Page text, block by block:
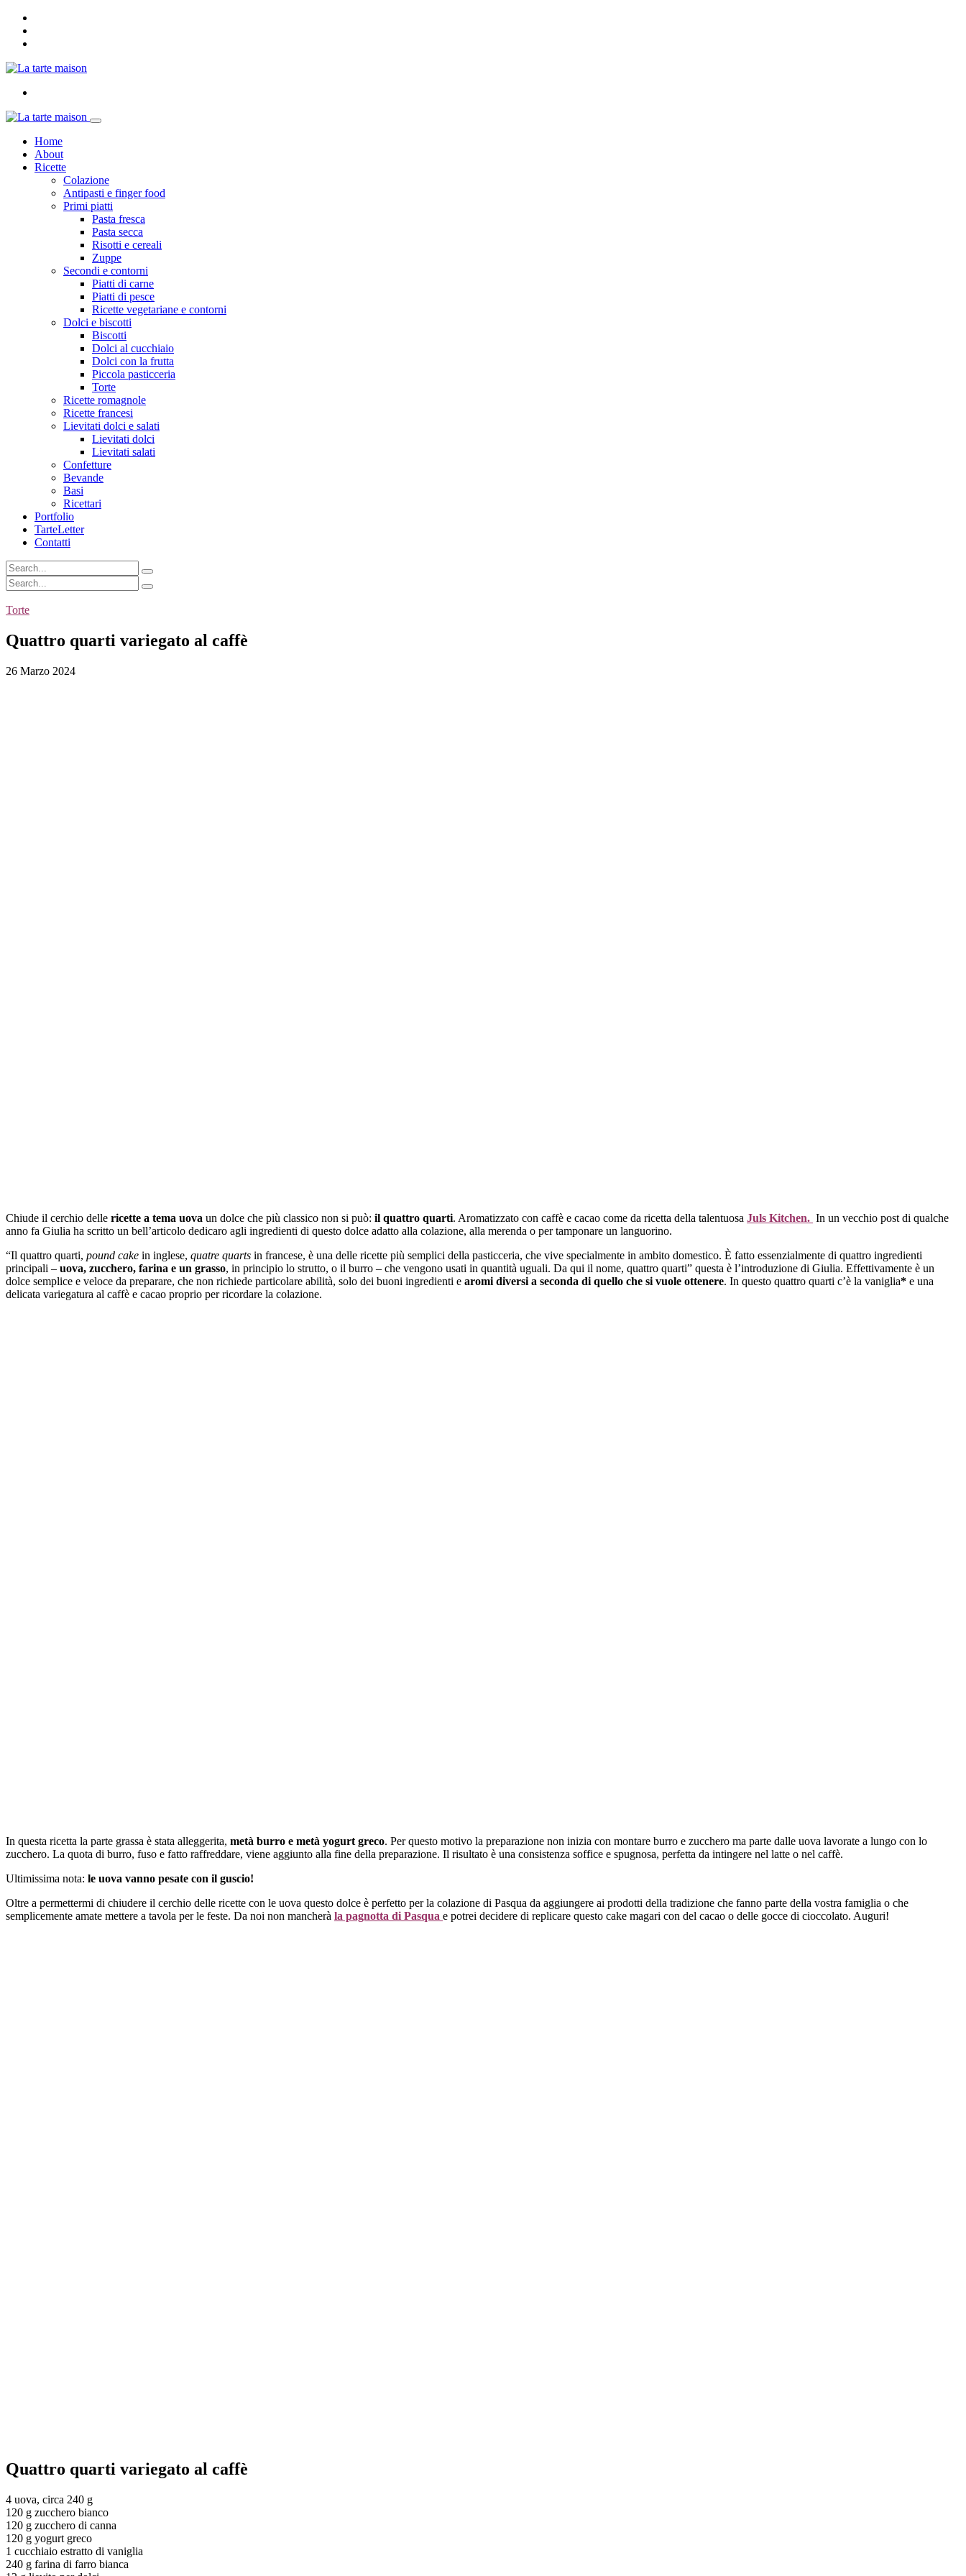
Home
About
Ricette
Colazione
Antipasti e finger food
Primi piatti
Pasta fresca
Pasta secca
Risotti e cereali
Zuppe
Secondi e contorni
Piatti di carne
Piatti di pesce
Ricette vegetariane e contorni
Dolci e biscotti
Biscotti
Dolci al cucchiaio
Dolci con la frutta
Piccola pasticceria
Torte
Ricette romagnole
Ricette francesi
Lievitati dolci e salati
Lievitati dolci
Lievitati salati
Confetture
Bevande
Basi
Ricettari
Portfolio
TarteLetter
Contatti
Torte
Quattro quarti variegato al caffè
26 Marzo 2024
Chiude il cerchio delle ricette a tema uova un dolce che più classico non si può: il quattro quarti. Aromatizzato con caffè e cacao come da ricetta della talentuosa Juls Kitchen. In un vecchio post di qualche
anno fa Giulia ha scritto un bell’articolo dedicaro agli ingredienti di questo dolce adatto alla colazione, alla merenda o per tamponare un languorino.
“Il quattro quarti, pound cake in inglese, quatre quarts in francese, è una delle ricette più semplici della pasticceria, che vive specialmente in ambito domestico. È fatto essenzialmente di quattro ingredienti
principali – uova, zucchero, farina e un grasso, in principio lo strutto, o il burro – che vengono usati in quantità uguali. Da qui il nome, quattro quarti” questa è l’introduzione di Giulia. Effettivamente è un
dolce semplice e veloce da preparare, che non richiede particolare abilità, solo dei buoni ingredienti e aromi diversi a seconda di quello che si vuole ottenere. In questo quattro quarti c’è la vaniglia* e una
delicata variegatura al caffè e cacao proprio per ricordare la colazione.
In questa ricetta la parte grassa è stata alleggerita, metà burro e metà yogurt greco. Per questo motivo la preparazione non inizia con montare burro e zucchero ma parte dalle uova lavorate a lungo con lo
zucchero. La quota di burro, fuso e fatto raffreddare, viene aggiunto alla fine della preparazione. Il risultato è una consistenza soffice e spugnosa, perfetta da intingere nel latte o nel caffè.
Ultimissima nota: le uova vanno pesate con il guscio!
Oltre a permettermi di chiudere il cerchio delle ricette con le uova questo dolce è perfetto per la colazione di Pasqua da aggiungere ai prodotti della tradizione che fanno parte della vostra famiglia o che
semplicemente amate mettere a tavola per le feste. Da noi non mancherà la pagnotta di Pasqua e potrei decidere di replicare questo cake magari con del cacao o delle gocce di cioccolato. Auguri!
Quattro quarti variegato al caffè
4 uova, circa 240 g
120 g zucchero bianco
120 g zucchero di canna
120 g yogurt greco
1 cucchiaio estratto di vaniglia
240 g farina di farro bianca